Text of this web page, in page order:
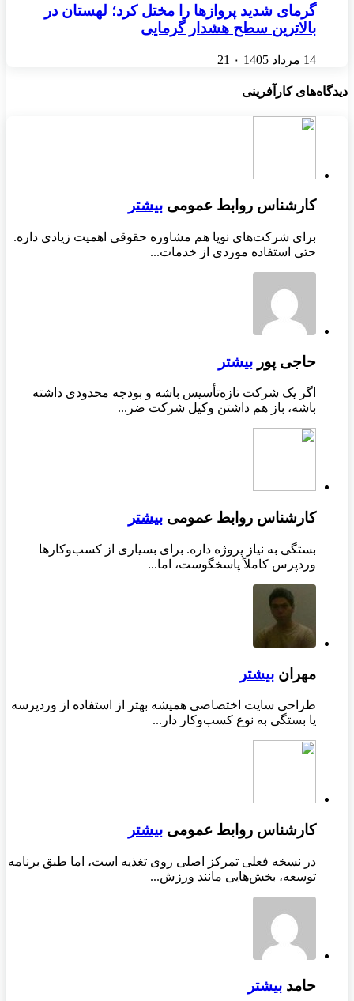
گرمای شدید پروازها را مختل کرد؛ لهستان در
بالاترین سطح هشدار گرمایی
14 مرداد 1405 ۰ 21
دیدگاه‌های کارآفرینی
کارشناس روابط عمومی بیشتر
برای شرکت‌های نوپا هم مشاوره حقوقی اهمیت زیادی داره.
حتی استفاده موردی از خدمات...
حاجی پور بیشتر
اگر یک شرکت تازه‌تأسیس باشه و بودجه محدودی داشته
باشه، باز هم داشتن وکیل شرکت ضر...
کارشناس روابط عمومی بیشتر
بستگی به نیاز پروژه داره. برای بسیاری از کسب‌وکارها
وردپرس کاملاً پاسخگوست، اما...
مهران بیشتر
طراحی سایت اختصاصی همیشه بهتر از استفاده از وردپرسه
یا بستگی به نوع کسب‌وکار دار...
کارشناس روابط عمومی بیشتر
در نسخه فعلی تمرکز اصلی روی تغذیه است، اما طبق برنامه
توسعه، بخش‌هایی مانند ورزش...
حامد بیشتر